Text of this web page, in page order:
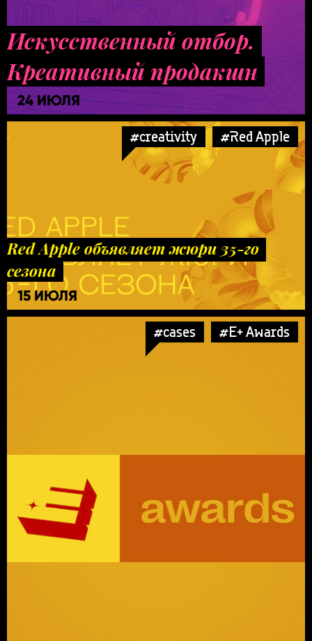
Искусственный отбор.
Креативный продакшн
24 ИЮЛЯ
#creativity #Red Apple
Red Apple объявляет жюри 35-го
сезона
15 ИЮЛЯ
#cases #E+ Awards